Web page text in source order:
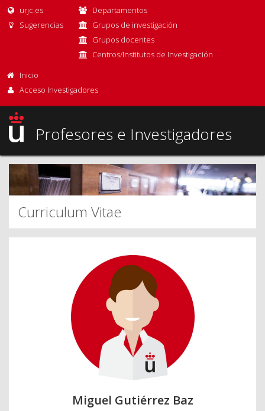
urjc.es
Sugerencias
Departamentos
Grupos de investigación
Grupos docentes
Centros/Institutos de Investigación
Inicio
Acceso Investigadores
Profesores e Investigadores
Curriculum Vitae
Miguel Gutiérrez Baz